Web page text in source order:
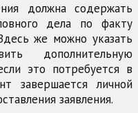
должна содержать
дела по факту
же можно указать
дополнительную
это потребуется в
завершается личной
заявления.